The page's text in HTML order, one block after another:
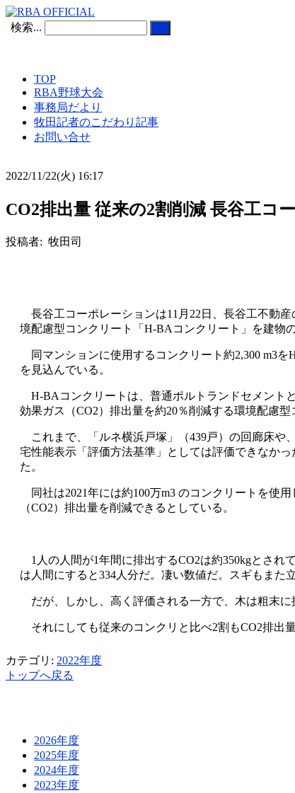
検索...
TOP
RBA野球大会
事務局だより
牧田記者のこだわり記事
お問い合せ
2022/11/22(火) 16:17
CO2排出量 従来の2割削減 長谷工コ
投稿者: 牧田司
長谷工コーポレーションは11月22日、長谷工不動
境配慮型コンクリート「H-BAコンクリート」を建物
同マンションに使用するコンクリート約2,300 m3を
を見込んでいる。
H-BAコンクリートは、普通ポルトランドセメント
効果ガス（CO2）排出量を約20％削減する環境配慮型
これまで、「ルネ横浜戸塚」（439戸）の回廊床や
宅性能表示「評価方法基準」としては評価できなか
た。
同社は2021年には約100万m3 のコンクリートを使
（CO2）排出量を削減できるとしている。
1人の人間が1年間に排出するCO2は約350kgとされ
は人間にすると334人分だ。凄い数値だ。スギもまた立
だが、しかし、高く評価される一方で、木は粗末に
それにしても従来のコンクリと比べ2割もCO2排出
カテゴリ: 2022年度
トップへ戻る
2026年度
2025年度
2024年度
2023年度